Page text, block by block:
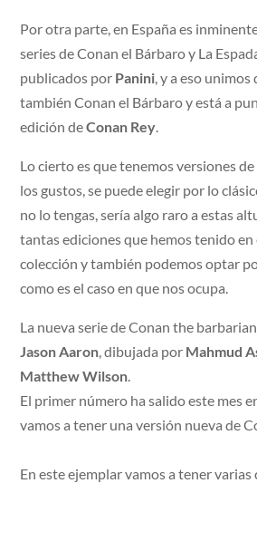
Por otra parte, en España es
series de Conan el Bárbaro y La
publicados por Panini, y a eso unimos
también Conan el Bárbaro y está a
edición deConan Rey.
Lo cierto es que tenemos versiones
los gustos, se puede elegir por lo
no lo tengas, sería algo raro a estas
tantas ediciones que hemos tenido en
colección y también podemos optar
como es el caso en que nos ocupa.
La nueva serie de Conan the
Jason Aaron, dibujada por Mahmud
Matthew Wilson.
El primer número ha salido este mes
vamos a tener una versión nueva de
En este ejemplar vamos a tener